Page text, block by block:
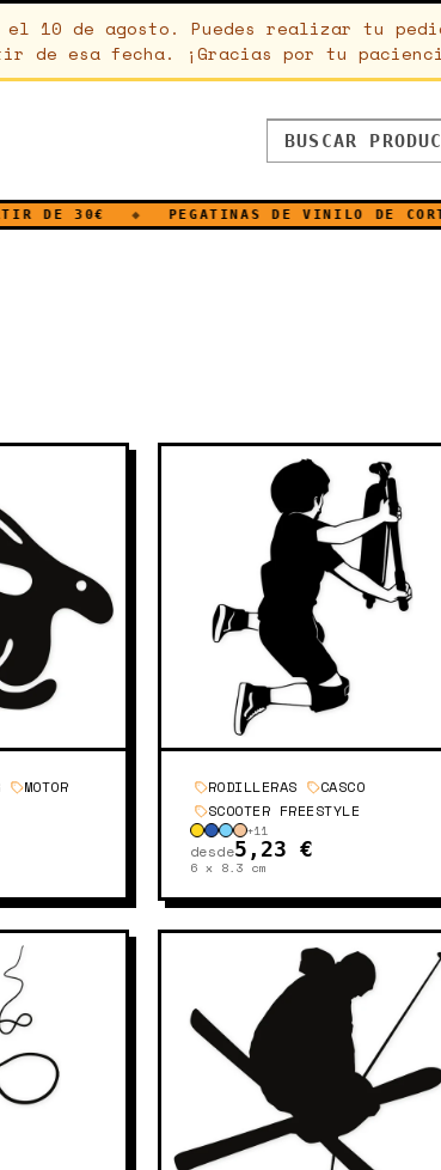
el 10 de agosto. Puedes realizar tu
de esa fecha. ¡Gracias por tu
◆ PEGATINAS DE VINILO DE CORTE ◆
MOTOR RODILLERAS
CASCO
SCOOTER FREESTYLE
+11
desde5,23 €
6 x 8.3 cm